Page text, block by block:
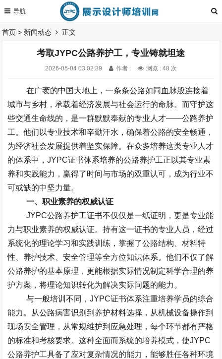
首页 > 新闻动态 正文
考取JYPC公路养护工，专业铸就坦途
2026-05-04 03:02:39 作者 : 浏览 : 48 次
在广袤的中国大地上，一条条公路如同血脉般连接着
城市与乡村，承载着经济发展与社会运行的命脉。而守护这
些交通生命线的，是一群默默奉献的专业人才——公路养护
工。他们以专业技术和辛勤汗水，确保着公路的安全畅通，
为经济社会发展提供着坚实保障。在众多培养这类专业人才
的体系中，JYPC证书体系培养的公路养护工正以其专业素
养和实践能力，赢得了时间与市场的双重认可，成为行业不
可或缺的中坚力量。
一、职业素养的权威认证
JYPC公路养护工证书不仅仅是一纸证明，更是专业能
力与职业素养的权威认证。持有这一证书的专业人员，经过
系统化的理论学习和实践训练，掌握了公路结构、材料特
性、养护技术、安全管理等全方位知识体系。他们不仅了解
公路养护的基本原理，更能根据实际情况制定科学合理的养
护方案，将理论知识转化为解决实际问题的能力。
与一般培训不同， JYPC证书体系注重培养学员的综合
能力。从公路病害识别到养护材料选择，从机械设备操作到
现场安全管理，从常规维护到应急处理，每个环节都有严格
的标准和考核要求。这种全面而系统的培养模式，使JYPC
公路养护工具备了应对复杂情况的能力，能够胜任各种环境